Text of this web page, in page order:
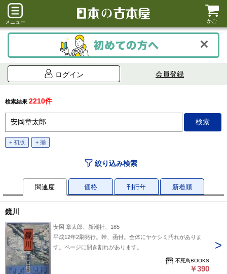
メニュー かご
ログイン 会員登録
検索結果 2210件
+ 初版 + 揃
絞り込み検索
関連度 価格 刊行年 新着順
鏡川
安岡 章太郎、新潮社、185
平成12年2刷発行。帯、函付。全体にヤケシミ汚れがありま
す。ページに開き割れがあります。
不死鳥BOOKS
￥390